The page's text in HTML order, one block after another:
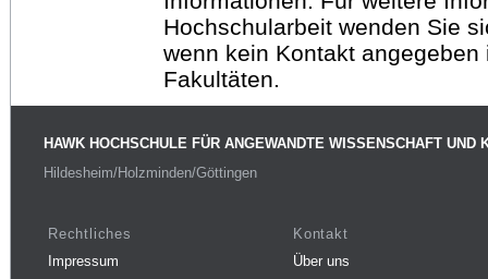
Hochschularbeit wenden Sie
wenn kein Kontakt
Fakultäten.
HAWK HOCHSCHULE FÜR ANGEWANDTE WISSENSCHAFT UND
Hildesheim/Holzminden/Göttingen
Rechtliches
Impressum
Kontakt
Über uns